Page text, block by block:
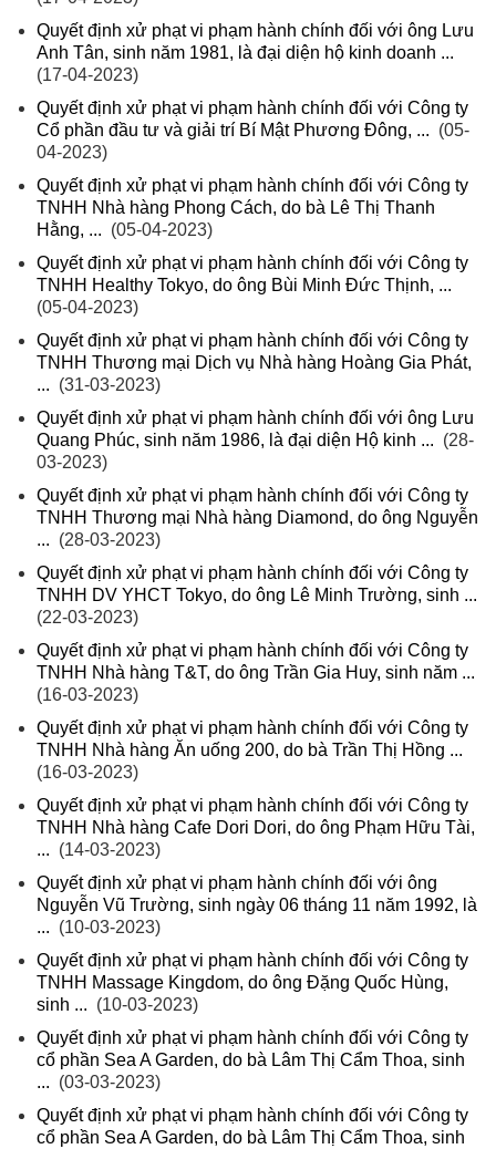
Quyết định xử phạt vi phạm hành chính đối với ông Lưu
Anh Tân, sinh năm 1981, là đại diện hộ kinh doanh ...
(17-04-2023)
Quyết định xử phạt vi phạm hành chính đối với Công ty
Cổ phần đầu tư và giải trí Bí Mật Phương Đông, ... (05-
04-2023)
Quyết định xử phạt vi phạm hành chính đối với Công ty
TNHH Nhà hàng Phong Cách, do bà Lê Thị Thanh
Hằng, ... (05-04-2023)
Quyết định xử phạt vi phạm hành chính đối với Công ty
TNHH Healthy Tokyo, do ông Bùi Minh Đức Thịnh, ...
(05-04-2023)
Quyết định xử phạt vi phạm hành chính đối với Công ty
TNHH Thương mại Dịch vụ Nhà hàng Hoàng Gia Phát,
... (31-03-2023)
Quyết định xử phạt vi phạm hành chính đối với ông Lưu
Quang Phúc, sinh năm 1986, là đại diện Hộ kinh ... (28-
03-2023)
Quyết định xử phạt vi phạm hành chính đối với Công ty
TNHH Thương mại Nhà hàng Diamond, do ông Nguyễn
... (28-03-2023)
Quyết định xử phạt vi phạm hành chính đối với Công ty
TNHH DV YHCT Tokyo, do ông Lê Minh Trường, sinh ...
(22-03-2023)
Quyết định xử phạt vi phạm hành chính đối với Công ty
TNHH Nhà hàng T&T, do ông Trần Gia Huy, sinh năm ...
(16-03-2023)
Quyết định xử phạt vi phạm hành chính đối với Công ty
TNHH Nhà hàng Ăn uống 200, do bà Trần Thị Hồng ...
(16-03-2023)
Quyết định xử phạt vi phạm hành chính đối với Công ty
TNHH Nhà hàng Cafe Dori Dori, do ông Phạm Hữu Tài,
... (14-03-2023)
Quyết định xử phạt vi phạm hành chính đối với ông
Nguyễn Vũ Trường, sinh ngày 06 tháng 11 năm 1992, là
... (10-03-2023)
Quyết định xử phạt vi phạm hành chính đối với Công ty
TNHH Massage Kingdom, do ông Đặng Quốc Hùng,
sinh ... (10-03-2023)
Quyết định xử phạt vi phạm hành chính đối với Công ty
cổ phần Sea A Garden, do bà Lâm Thị Cẩm Thoa, sinh
... (03-03-2023)
Quyết định xử phạt vi phạm hành chính đối với Công ty
cổ phần Sea A Garden, do bà Lâm Thị Cẩm Thoa, sinh